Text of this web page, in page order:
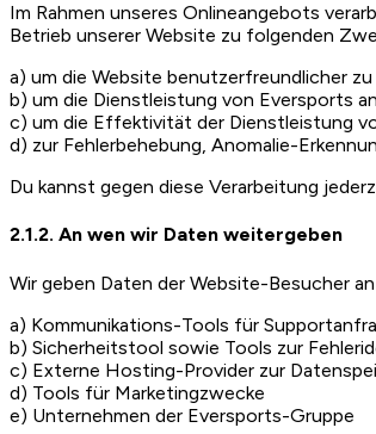
Im Rahmen unseres Onlineangebots
Betrieb unserer Website zu folgenden
a) um die Website benutzerfreundlicher
b) um die Dienstleistung von Eversports
c) um die Effektivität der Dienstleistung
d) zur Fehlerbehebung, Anomalie-
Du kannst gegen diese Verarbeitung
2.1.2. An wen wir Daten weitergeben
Wir geben Daten der Website-Besucher
a) Kommunikations-Tools für
b) Sicherheitstool sowie Tools zur
c) Externe Hosting-Provider zur
d) Tools für Marketingzwecke
e) Unternehmen der Eversports-Gruppe